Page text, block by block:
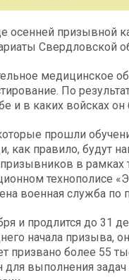
призывной
Свердловской
медицинское
По
и в каких войсках он
прошли
как правило, будут
в
технополисе
военная служба по
и продлится до 31
начала призыва,
более 55
выполнения